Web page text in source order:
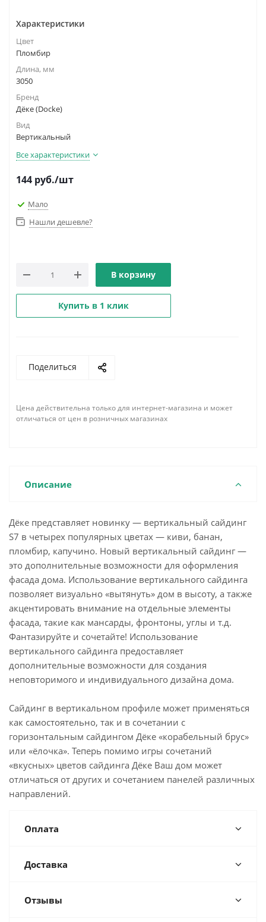
Характеристики
Цвет
Пломбир
Длина, мм
3050
Бренд
Дёке (Docke)
Вид
Вертикальный
Все характеристики
144 руб./шт
Мало
Нашли дешевле?
В корзину
Купить в 1 клик
Поделиться
Цена действительна только для интернет-магазина и может
отличаться от цен в розничных магазинах
Описание
Дёке представляет новинку — вертикальный сайдинг
S7 в четырех популярных цветах — киви, банан,
пломбир, капучино. Новый вертикальный сайдинг —
это дополнительные возможности для оформления
фасада дома. Использование вертикального сайдинга
позволяет визуально «вытянуть» дом в высоту, а также
акцентировать внимание на отдельные элементы
фасада, такие как мансарды, фронтоны, углы и т.д.
Фантазируйте и сочетайте! Использование
вертикального сайдинга предоставляет
дополнительные возможности для создания
неповторимого и индивидуального дизайна дома.
Сайдинг в вертикальном профиле может применяться
как самостоятельно, так и в сочетании с
горизонтальным сайдингом Дёке «корабельный брус»
или «ёлочка». Теперь помимо игры сочетаний
«вкусных» цветов сайдинга Дёке Ваш дом может
отличаться от других и сочетанием панелей различных
направлений.
Оплата
Доставка
Отзывы